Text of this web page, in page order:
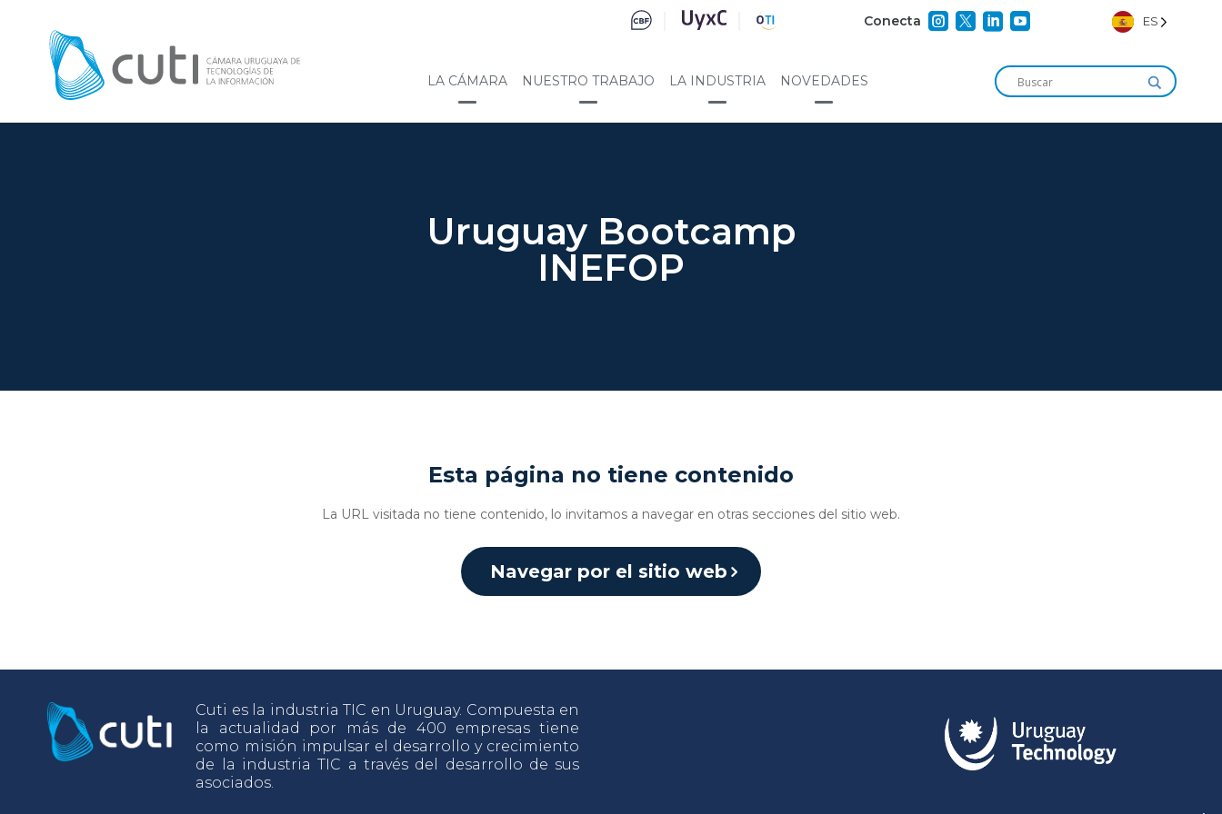
Conecta     ES
LA CÁMARA NUESTRO TRABAJO LA INDUSTRIA NOVEDADES
Uruguay Bootcamp
INEFOP
Esta página no tiene contenido
La URL visitada no tiene contenido, lo invitamos a navegar en otras secciones del sitio web.
Navegar por el sitio web
Cuti es la industria TIC en Uruguay. Compuesta en
la actualidad por más de 400 empresas tiene
como misión impulsar el desarrollo y crecimiento
de la industria TIC a través del desarrollo de sus
asociados.